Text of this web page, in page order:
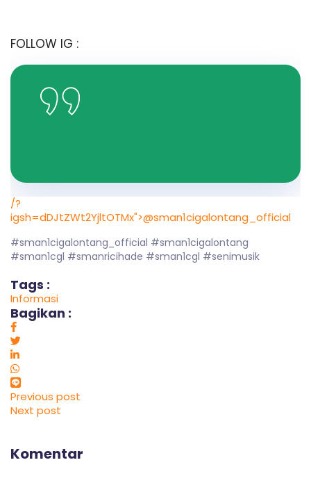
FOLLOW IG :
/?
igsh=dDJtZWt2YjltOTMx">@sman1cigalontang_official
#sman1cigalontang_official #sman1cigalontang
#sman1cgl #smanricihade #sman1cgl #senimusik
Tags :
Informasi
Bagikan :
Previous post
Next post
Komentar